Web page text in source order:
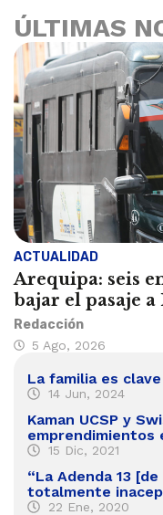
ÚLTIMAS
ACTUALIDAD
Arequipa: seis
bajar el pasaje a
Redacción
5 Ago, 2026
La familia es
14 Jun, 2024
Kaman UCSP y
emprendimientos
15 Dic, 2021
“La Adenda 13
totalmente
22 Ene, 2020